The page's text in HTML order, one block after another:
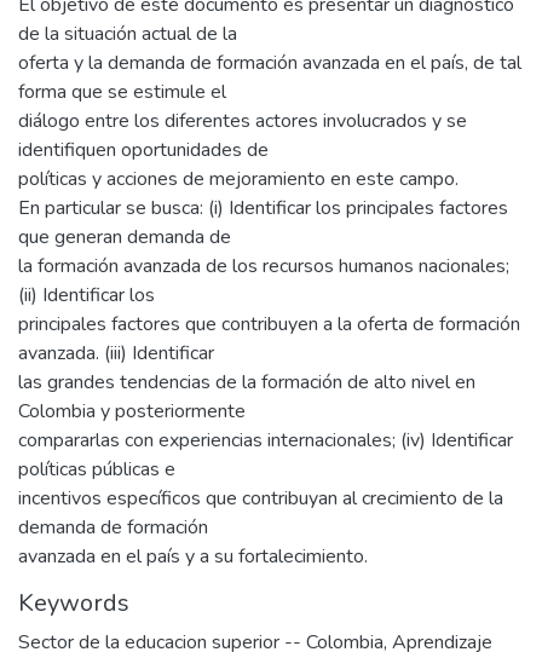
de la situación actual de la
oferta y la demanda de formación avanzada en el país, de tal
forma que se estimule el
diálogo entre los diferentes actores involucrados y se
identifiquen oportunidades de
políticas y acciones de mejoramiento en este campo.
En particular se busca: (i) Identificar los principales factores
que generan demanda de
la formación avanzada de los recursos humanos nacionales;
(ii) Identificar los
principales factores que contribuyen a la oferta de formación
avanzada. (iii) Identificar
las grandes tendencias de la formación de alto nivel en
Colombia y posteriormente
compararlas con experiencias internacionales; (iv) Identificar
políticas públicas e
incentivos específicos que contribuyan al crecimiento de la
demanda de formación
avanzada en el país y a su fortalecimiento.
Keywords
Sector de la educacion superior -- Colombia, Aprendizaje